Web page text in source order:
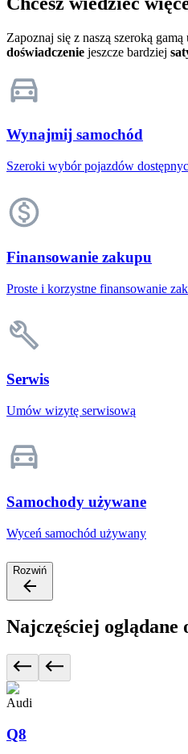
Zapoznaj się z naszą szeroką gamą
doświadczenie jeszcze bardziej
Wynajmij samochód
Szeroki wybór pojazdów
Finansowanie zakupu
Proste i korzystne finansowanie
Serwis
Umów wizytę serwisową
Samochody używane
Wyceń samochód używany
Rozwiń
Najczęściej oglądane
Audi
Q8